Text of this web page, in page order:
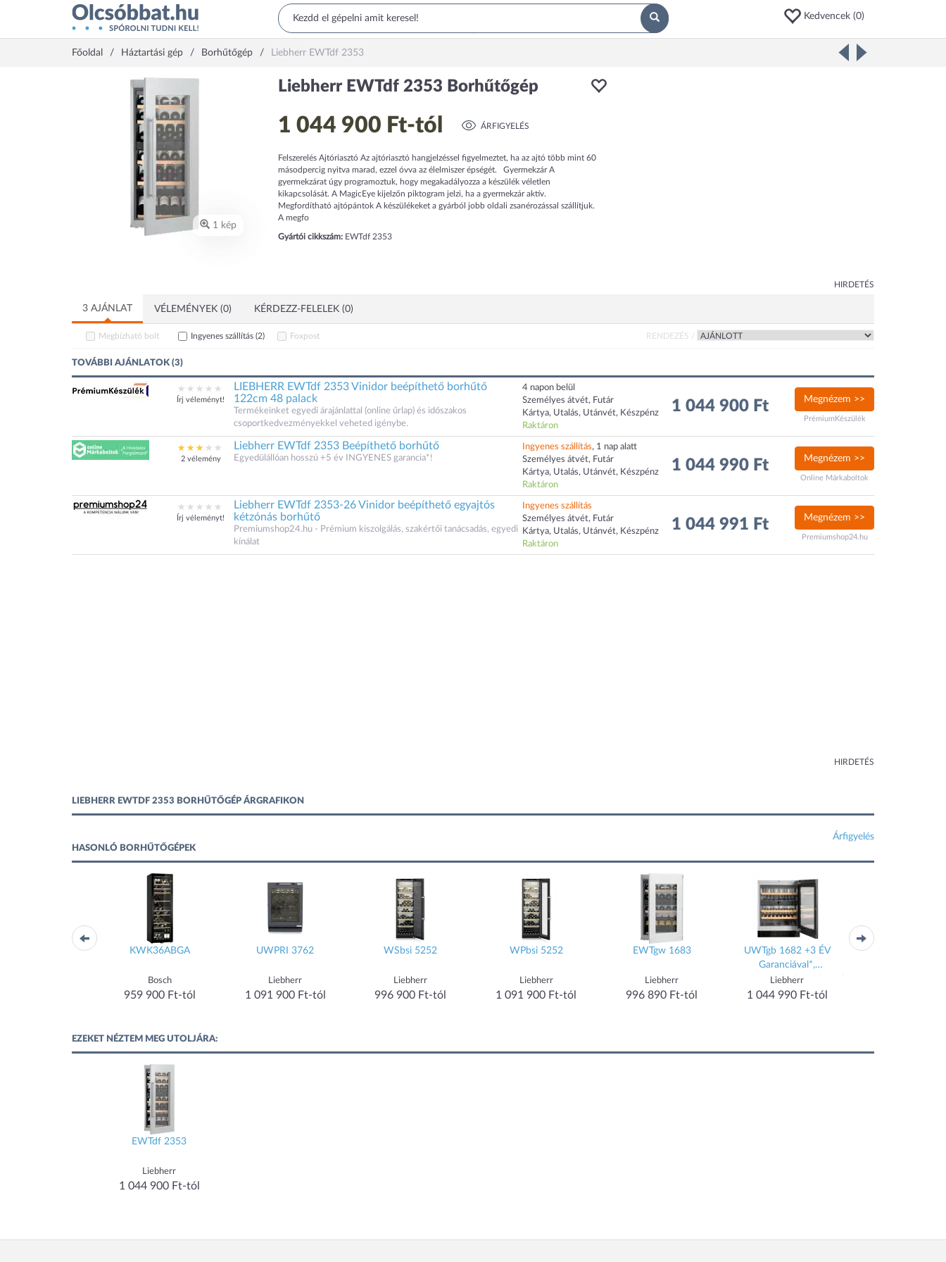
Kedvencek (0)
Főoldal Háztartási gép Borhűtőgép Liebherr EWTdf 2353
1 kép
Liebherr EWTdf 2353 Borhűtőgép
1 044 900 Ft-tól ÁRFIGYELÉS
Felszerelés Ajtóriasztó Az ajtóriasztó hangjelzéssel figyelmeztet, ha az ajtó több mint 60
másodpercig nyitva marad, ezzel óvva az élelmiszer épségét. Gyermekzár A
gyermekzárat úgy programoztuk, hogy megakadályozza a készülék véletlen
kikapcsolását. A MagicEye kijelzőn piktogram jelzi, ha a gyermekzár aktív.
Megfordítható ajtópántok A készülékeket a gyárból jobb oldali zsanérozással szállítjuk.
A megfo
Gyártói cikkszám:EWTdf 2353
HIRDETÉS
3 AJÁNLAT VÉLEMÉNYEK (0) KÉRDEZZ-FELELEK (0)
Megbízható bolt Ingyenes szállítás (2) Foxpost RENDEZÉS /
TOVÁBBI AJÁNLATOK (3)
Írj véleményt!
LIEBHERR EWTdf 2353 Vinidor beépíthető borhűtő
122cm 48 palack
Termékeinket egyedi árajánlattal (online űrlap) és időszakos
csoportkedvezményekkel veheted igénybe.
4 napon belül
Személyes átvét, Futár
Kártya, Utalás, Utánvét, Készpénz
Raktáron
1 044 900 Ft Megnézem >>
PrémiumKészülék
2 vélemény
Liebherr EWTdf 2353 Beépíthető borhűtő
Egyedülállóan hosszú +5 év INGYENES garancia*!
Ingyenes szállítás, 1 nap alatt
Személyes átvét, Futár
Kártya, Utalás, Utánvét, Készpénz
Raktáron
1 044 990 Ft Megnézem >>
Online Márkaboltok
Írj véleményt!
Liebherr EWTdf 2353-26 Vinidor beépíthető egyajtós
kétzónás borhűtő
Premiumshop24.hu - Prémium kiszolgálás, szakértői tanácsadás, egyedi
kínálat
Ingyenes szállítás
Személyes átvét, Futár
Kártya, Utalás, Utánvét, Készpénz
Raktáron
1 044 991 Ft Megnézem >>
Premiumshop24.hu
HIRDETÉS
LIEBHERR EWTDF 2353 BORHŰTŐGÉP ÁRGRAFIKON
Árfigyelés
HASONLÓ BORHŰTŐGÉPEK
KWK36ABGA
Bosch
959 900 Ft-tól
UWPRI 3762
Liebherr
1 091 900 Ft-tól
WSbsi 5252
Liebherr
996 900 Ft-tól
WPbsi 5252
Liebherr
1 091 900 Ft-tól
EWTgw 1683
Liebherr
996 890 Ft-tól
UWTgb 1682 +3 ÉV
Garanciával*,
Bortemperáló, bútorlappal
Liebherr
1 044 990 Ft-tól
EZEKET NÉZTEM MEG UTOLJÁRA:
EWTdf 2353
Liebherr
1 044 900 Ft-tól